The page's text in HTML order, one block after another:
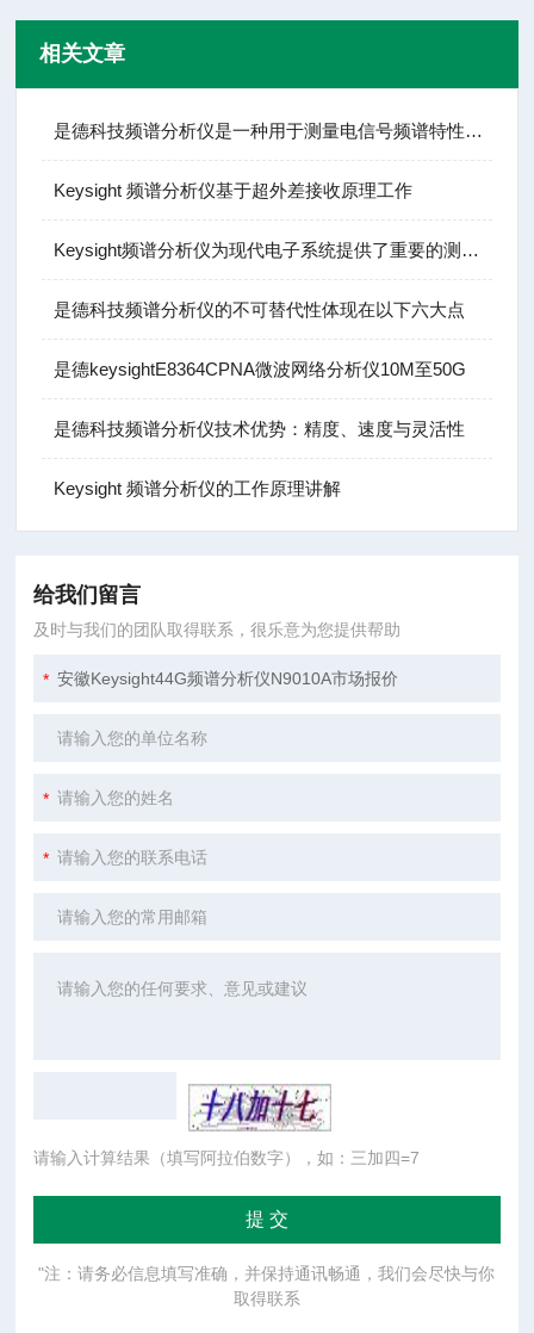
相关文章
是德科技频谱分析仪是一种用于测量电信号频谱特性的电子测量仪器
Keysight 频谱分析仪基于超外差接收原理工作
Keysight频谱分析仪为现代电子系统提供了重要的测试手段
是德科技频谱分析仪的不可替代性体现在以下六大点
是德keysightE8364CPNA微波网络分析仪10M至50G
是德科技频谱分析仪技术优势：精度、速度与灵活性
Keysight 频谱分析仪的工作原理讲解
给我们留言
及时与我们的团队取得联系，很乐意为您提供帮助
请输入计算结果（填写阿拉伯数字），如：三加四=7
"注：请务必信息填写准确，并保持通讯畅通，我们会尽快与你
取得联系